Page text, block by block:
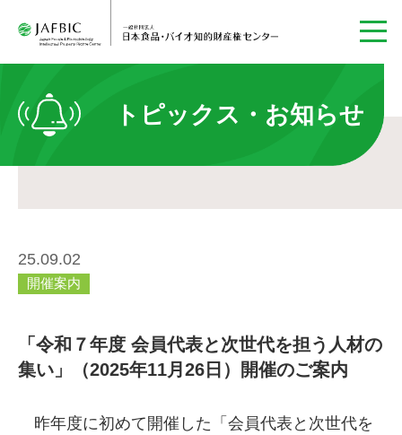
トピックス・お知らせ
25.09.02
開催案内
「令和７年度 会員代表と次世代を担う人材の
集い」（2025年11月26日）開催のご案内
昨年度に初めて開催した「会員代表と次世代を